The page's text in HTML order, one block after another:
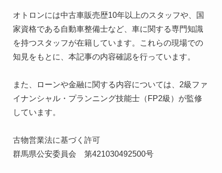
オトロンには中古車販売歴10年以上のスタッフや、国
家資格である自動車整備士など、車に関する専門知識
を持つスタッフが在籍しています。これらの現場での
知見をもとに、本記事の内容確認を行っています。
また、ローンや金融に関する内容については、2級ファ
イナンシャル・プランニング技能士（FP2級）が監修
しています。
古物営業法に基づく許可
群馬県公安委員会　第421030492500号